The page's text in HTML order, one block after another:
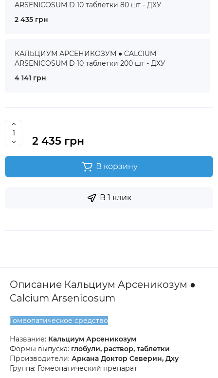
ARSENICOSUM D 10 таблетки 80 шт - ДХУ
2 435 грн
КАЛЬЦИУМ АРСЕНИКОЗУМ ● CALCIUM
ARSENICOSUM D 10 таблетки 200 шт - ДХУ
4 141 грн
2 435 грн
В корзину
В 1 клик
Описание Кальциум Арсеникозум ●
Calcium Arsenicosum
Гомеопатическое средство
Название: Кальциум Арсеникозум
Формы выпуска: глобули, раствор, таблетки
Производители: Аркана Доктор Северин, Дху
Группа: Гомеопатический препарат